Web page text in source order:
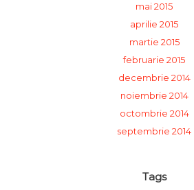
mai 2015
aprilie 2015
martie 2015
februarie 2015
decembrie 2014
noiembrie 2014
octombrie 2014
septembrie 2014
Tags